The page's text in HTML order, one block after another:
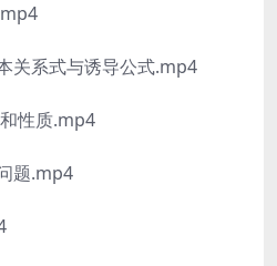
系式与诱导公式.mp4
性质.mp4
题.mp4